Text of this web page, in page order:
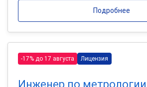
Подробнее
-17% до 17 августа Лицензия
Инженер по метрологии